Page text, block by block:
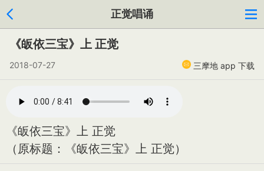
正觉唱诵
《皈依三宝》上 正觉
2018-07-27 三摩地 app 下载
《皈依三宝》上 正觉
（原标题：《皈依三宝》上 正觉）